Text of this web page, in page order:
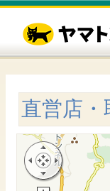
直営店・